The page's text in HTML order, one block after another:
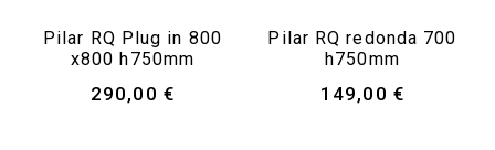
Pilar RQ Plug in 800
x800 h750mm
290,00 €
Pilar RQ redonda 700
h750mm
149,00 €